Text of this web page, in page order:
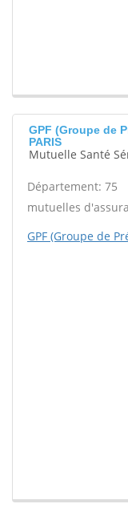
GPF (Groupe de
PARIS
Mutuelle Santé
Département: 75
mutuelles
GPF (Groupe de